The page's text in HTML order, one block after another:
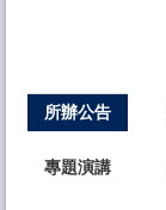
所辦公告
專題演講